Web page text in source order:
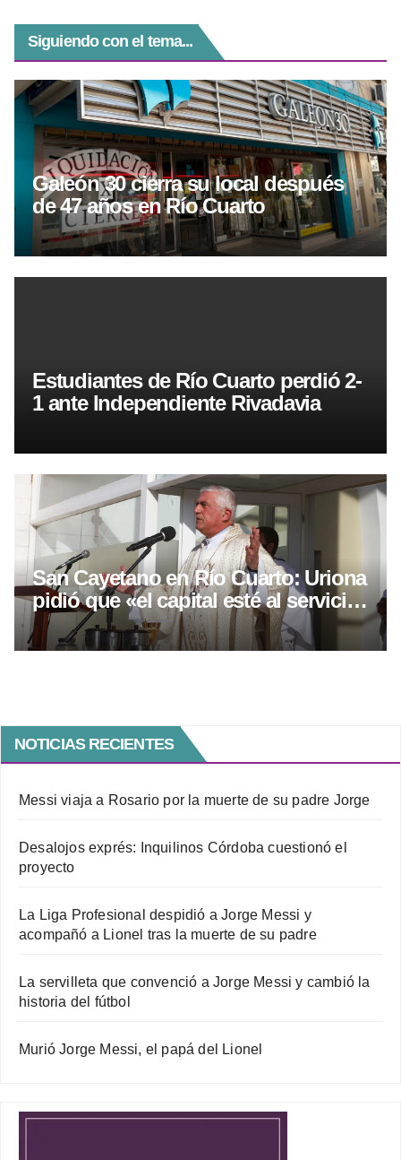
Siguiendo con el tema...
Galeón 30 cierra su local después
de 47 años en Río Cuarto
Estudiantes de Río Cuarto perdió 2-
1 ante Independiente Rivadavia
San Cayetano en Río Cuarto: Uriona
pidió que «el capital esté al servicio
del trabajo»
NOTICIAS RECIENTES
Messi viaja a Rosario por la muerte de su padre Jorge
Desalojos exprés: Inquilinos Córdoba cuestionó el
proyecto
La Liga Profesional despidió a Jorge Messi y
acompañó a Lionel tras la muerte de su padre
La servilleta que convenció a Jorge Messi y cambió la
historia del fútbol
Murió Jorge Messi, el papá del Lionel